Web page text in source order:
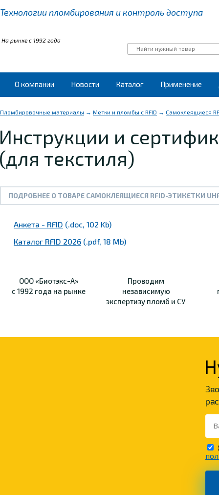
Технологии пломбирования и контроль доступа
На рынке с 1992 года
О компании Новости Каталог Применение
Пломбировочные материалы → Метки и пломбы с RFID → Самоклеящиеся
и
текстиля)
ПОДРОБНЕЕ О ТОВАРЕ САМОКЛЕЯЩИЕСЯ RFID-ЭТИКЕТКИ
Анкета - RFID (.doc, 102 Kb)
Каталог RFID 2026 (.pdf, 18 Mb)
ООО «Биотэкс-А»
с 1992 года на рынке
Проводим
независимую
экспертизу пломб и СУ